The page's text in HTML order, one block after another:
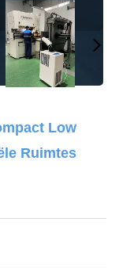
Low
Ruimtes